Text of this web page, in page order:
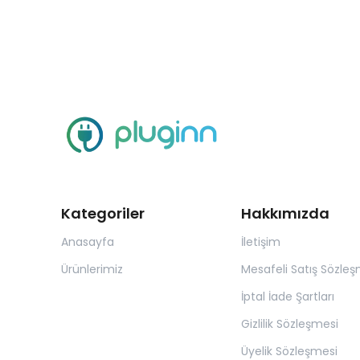
Kategoriler
Anasayfa
Ürünlerimiz
Hakkımızda
İletişim
Mesafeli Satış
İptal İade Şartları
Gizlilik Sözleşmesi
Üyelik Sözleşmesi